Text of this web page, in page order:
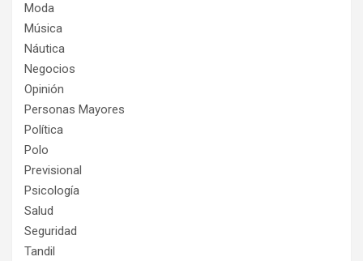
Moda
Música
Náutica
Negocios
Opinión
Personas Mayores
Política
Polo
Previsional
Psicología
Salud
Seguridad
Tandil